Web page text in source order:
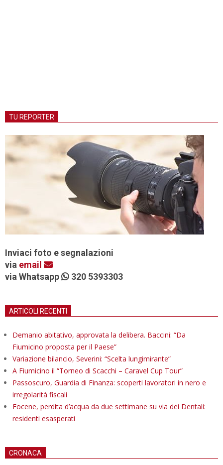
TU REPORTER
Inviaci foto e segnalazioni
via email
via Whatsapp
320 5393303
ARTICOLI RECENTI
Demanio abitativo, approvata la delibera. Baccini: “Da
Fiumicino proposta per il Paese”
Variazione bilancio, Severini: “Scelta lungimirante”
A Fiumicino il “Torneo di Scacchi – Caravel Cup Tour”
Passoscuro, Guardia di Finanza: scoperti lavoratori in nero e
irregolarità fiscali
Focene, perdita d’acqua da due settimane su via dei Dentali:
residenti esasperati
CRONACA